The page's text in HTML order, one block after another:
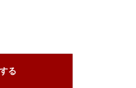
る